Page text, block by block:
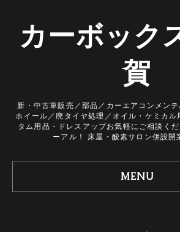
カーボック
賀
新・中古車販売／部品／カーエアコンメン
ホイール／廃タイヤ処理／オイル・ケミカ
タム用品・ドレスアップお気軽にご相談く
ーアル！ 床屋・酸素サロン併設開
MENU